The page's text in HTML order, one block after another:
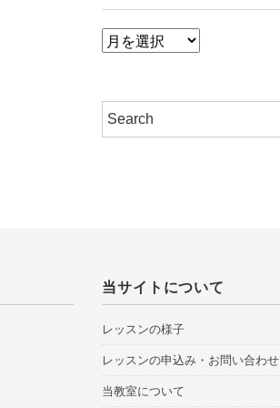
ア
イ
当サイトについて
レッスンの様子
レッスンの申込み・お問い合わせ
当教室について